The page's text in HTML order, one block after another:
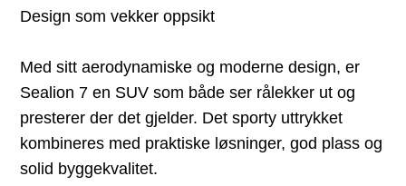
Design som vekker oppsikt
Med sitt aerodynamiske og moderne design, er
Sealion 7 en SUV som både ser rålekker ut og
presterer der det gjelder. Det sporty uttrykket
kombineres med praktiske løsninger, god plass og
solid byggekvalitet.